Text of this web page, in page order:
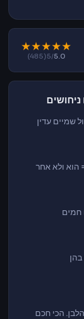
★
★
★
★
★
5.0
/5
(485)
שמיים עדין
הוא ולא אחר
חמים
הכי חכם